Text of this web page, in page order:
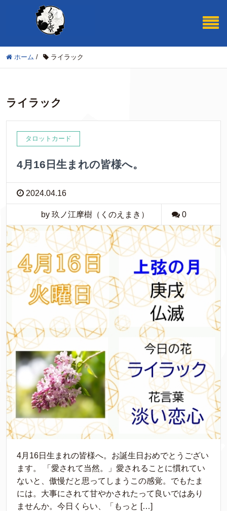
ホーム / ライラック
ライラック
タロットカード
4月16日生まれの皆様へ。
2024.04.16
by 玖ノ江摩樹（くのえまき） 0
4月16日生まれの皆様へ。お誕生日おめでとうござい
ます。 「愛されて当然。」愛されることに慣れてい
ないと、傲慢だと思ってしまうこの感覚。でもたま
には。大事にされて甘やかされたって良いではあり
ませんか。今日くらい、「もっと […]